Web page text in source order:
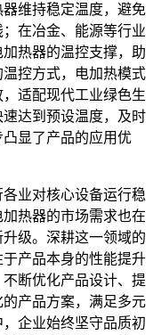
维持稳定温度，避免
在冶金、能源等行业
热器的温控支撑，助
控方式，电加热模式
适配现代工业绿色生
达到预设温度，及时
显了产品的应用优
业对核心设备运行稳
热器的市场需求也在
级。深耕这一领域的
产品本身的性能提升
断优化产品设计、提
产品方案，满足多元
企业始终坚守品质初